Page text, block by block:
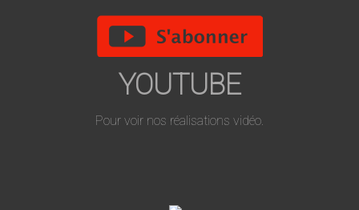
YOUTUBE
Pour voir nos réalisations vidéo.